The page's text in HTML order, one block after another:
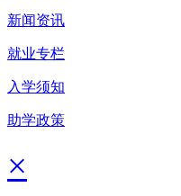
新闻资讯
就业专栏
入学须知
助学政策
×